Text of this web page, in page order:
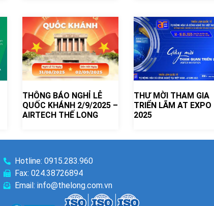
THÔNG BÁO NGHỈ LỄ
QUỐC KHÁNH 2/9/2025 –
AIRTECH THẾ LONG
THƯ MỜI THAM GIA
TRIỂN LÃM AT EXPO
2025
Hotline: 0915.283.960
Fax: 024.38726894
Email: info@thelong.com.vn